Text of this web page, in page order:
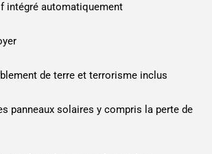
intégré automatiquement
de terre et terrorisme inclus
panneaux solaires y compris la perte de